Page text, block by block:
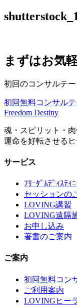
まずはお気
初回のコンサルテー
初回無料コンサル
Freedom Destiny
魂・スピリット・
運命を好転させる
サービス
ﾌﾘｰﾀﾞﾑﾃﾞｨｽﾃｨ
セッションの
LOVING講習
LOVING遠隔
お申し込み
著書のご案内
ご案内
初回無料コン
ご利用案内
LOVINGヒー